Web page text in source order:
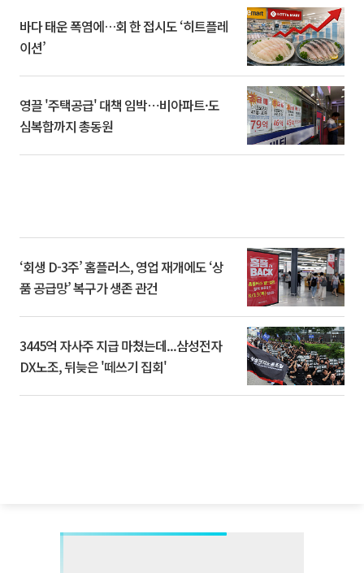
바다 태운 폭염에…회 한 접시도 ‘히트플레
이션’
영끌 '주택공급' 대책 임박⋯비아파트·도
심복합까지 총동원
‘회생 D-3주’ 홈플러스, 영업 재개에도 ‘상
품 공급망’ 복구가 생존 관건
3445억 자사주 지급 마쳤는데...삼성전자
DX노조, 뒤늦은 '떼쓰기 집회'